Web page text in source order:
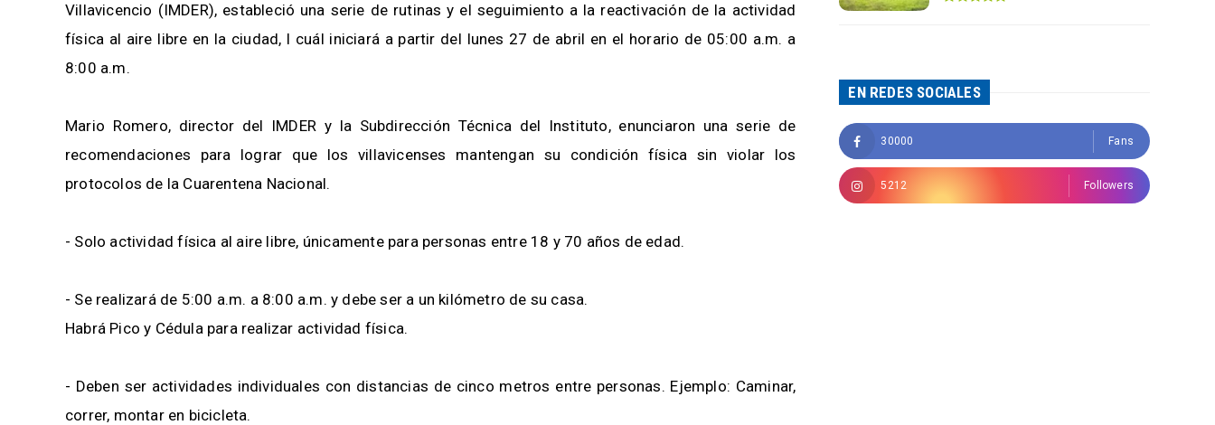
Villavicencio (IMDER), estableció una serie de rutinas y el seguimiento a la reactivación de la actividad
física al aire libre en la ciudad, l cuál iniciará a partir del lunes 27 de abril en el horario de 05:00 a.m. a
8:00 a.m.
Mario Romero, director del IMDER y la Subdirección Técnica del Instituto, enunciaron una serie de
recomendaciones para lograr que los villavicenses mantengan su condición física sin violar los
protocolos de la Cuarentena Nacional.
- Solo actividad física al aire libre, únicamente para personas entre 18 y 70 años de edad.
- Se realizará de 5:00 a.m. a 8:00 a.m. y debe ser a un kilómetro de su casa.
Habrá Pico y Cédula para realizar actividad física.
- Deben ser actividades individuales con distancias de cinco metros entre personas. Ejemplo: Caminar,
correr, montar en bicicleta.
EN REDES SOCIALES
30000 Fans
5212 Followers